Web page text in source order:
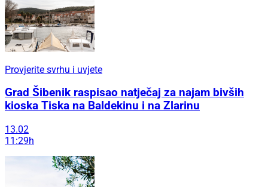
Provjerite svrhu i uvjete
Grad Šibenik raspisao natječaj za najam bivših
kioska Tiska na Baldekinu i na Zlarinu
13.02
11:29h